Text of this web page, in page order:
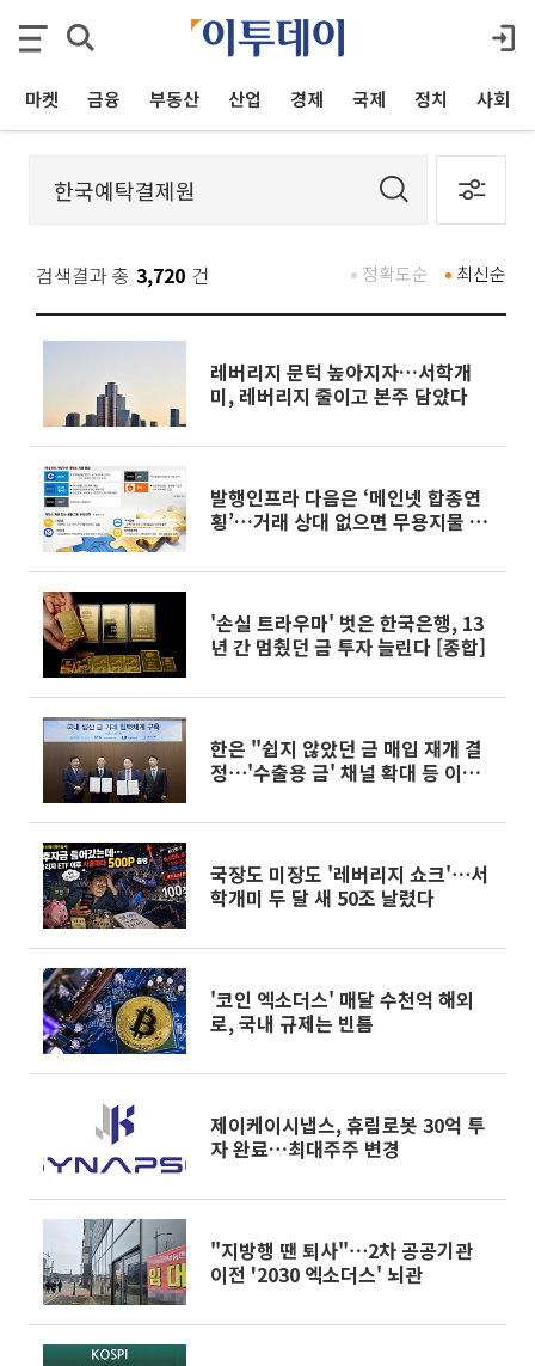
마켓 금융 부동산 산업 경제 국제 정치 사회
검색결과 총 3,720 건 최신순
정확도순
레버리지 문턱 높아지자…서학개
미, 레버리지 줄이고 본주 담았다
발행인프라 다음은 ‘메인넷 합종연
횡’…거래 상대 없으면 무용지물 [가
'손실 트라우마' 벗은 한국은행, 13
년 간 멈췄던 금 투자 늘린다 [종합]
한은 "쉽지 않았던 금 매입 재개 결
정⋯'수출용 금' 채널 확대 등 이점"
국장도 미장도 '레버리지 쇼크'⋯서
학개미 두 달 새 50조 날렸다
'코인 엑소더스' 매달 수천억 해외
로, 국내 규제는 빈틈
제이케이시냅스, 휴림로봇 30억 투
자 완료…최대주주 변경
"지방행 땐 퇴사"⋯2차 공공기관
이전 '2030 엑소더스' 뇌관